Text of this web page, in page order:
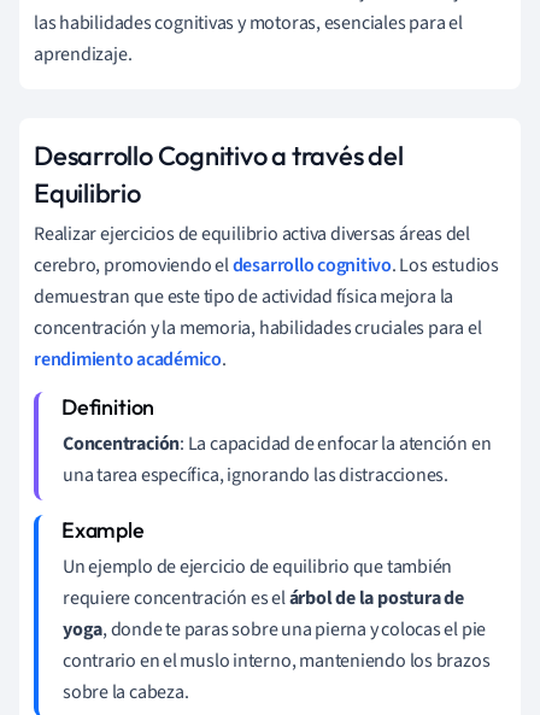
las habilidades cognitivas y motoras, esenciales para el
aprendizaje.
Desarrollo Cognitivo a través del
Equilibrio
Realizar ejercicios de equilibrio activa diversas áreas del
cerebro, promoviendo eldesarrollo cognitivo. Los estudios
demuestran que este tipo de actividad física mejora la
concentración y la memoria, habilidades cruciales para el
rendimiento académico.
Concentración: La capacidad de enfocar la atención en
una tarea específica, ignorando las distracciones.
Un ejemplo de ejercicio de equilibrio que también
requiere concentración es elárbol de la postura de
yoga, donde te paras sobre una pierna y colocas el pie
contrario en el muslo interno, manteniendo los brazos
sobre la cabeza.